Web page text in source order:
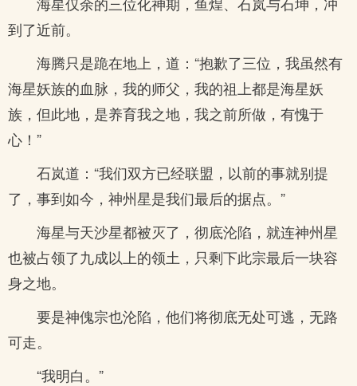
到了近前。
海腾只是跪在地上，道：“抱歉了三位，我虽然有
海星妖族的血脉，我的师父，我的祖上都是海星妖
族，但此地，是养育我之地，我之前所做，有愧于
心！”
石岚道：“我们双方已经联盟，以前的事就别提
了，事到如今，神州星是我们最后的据点。”
海星与天沙星都被灭了，彻底沦陷，就连神州星
也被占领了九成以上的领土，只剩下此宗最后一块容
身之地。
要是神傀宗也沦陷，他们将彻底无处可逃，无路
可走。
“我明白。”